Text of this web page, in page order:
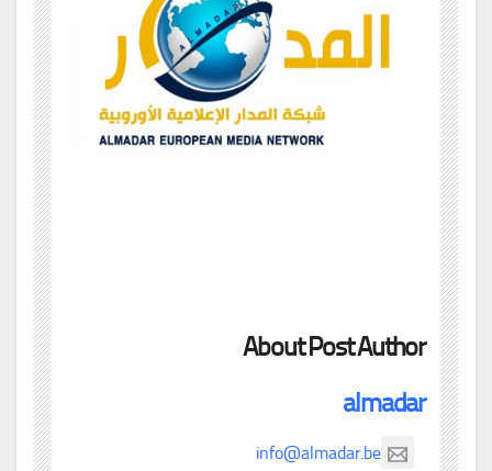
About Post Author
almadar
info@almadar.be